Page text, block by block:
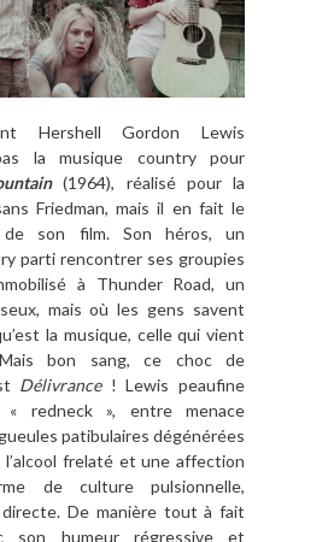
Hershell Gordon Lewis
la musique country pour
(1964), réalisé pour la
Friedman, mais il en fait le
de son film. Son héros, un
parti rencontrer ses groupies
à Thunder Road, un
mais où les gens savent
la musique, celle qui vient
bon sang, ce choc de
Délivrance! Lewis peaufine
« redneck », entre menace
patibulaires dégénérées
frelaté et une affection
de culture pulsionnelle,
De manière tout à fait
son humeur régressive et